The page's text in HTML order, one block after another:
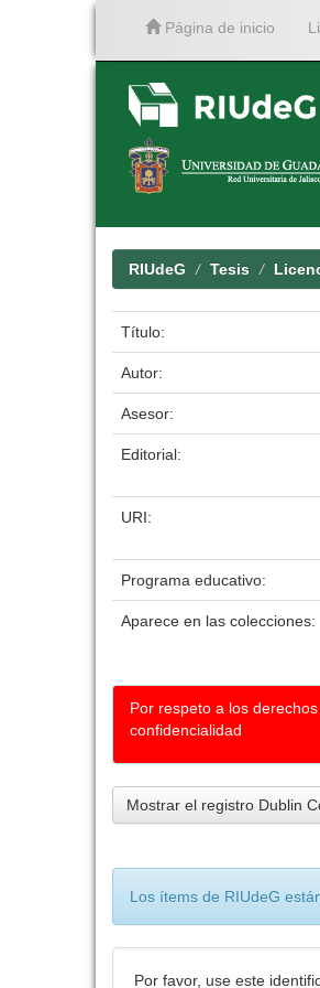
Página de inicio
RIUdeG Tesis
Título:
Autor:
Asesor:
Editorial:
URI:
Programa educativo:
Aparece en las colecciones:
Por respeto a los
confidencialidad
Mostrar el registro Dublin
Los ítems de RIUdeG
Por favor, use este